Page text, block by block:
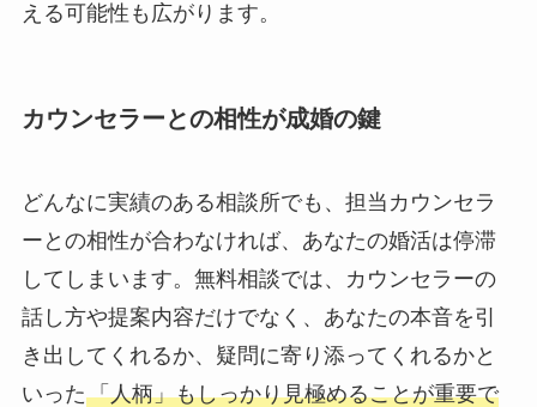
える可能性も広がります。
カウンセラーとの相性が成婚の鍵
どんなに実績のある相談所でも、担当カウンセラ
ーとの相性が合わなければ、あなたの婚活は停滞
してしまいます。無料相談では、カウンセラーの
話し方や提案内容だけでなく、あなたの本音を引
き出してくれるか、疑問に寄り添ってくれるかと
いった「人柄」もしっかり見極めることが重要で